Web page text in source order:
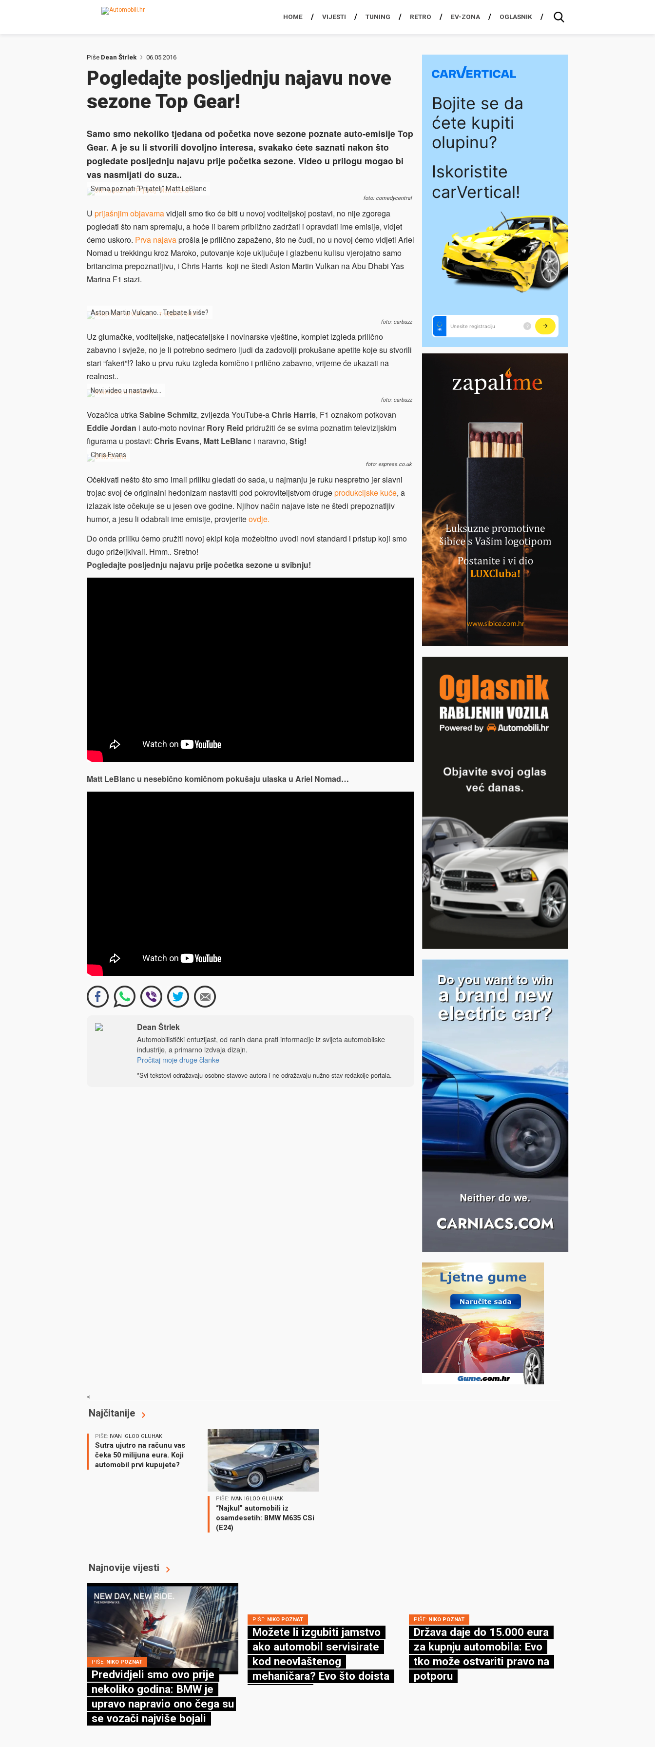
HOME VIJESTI TUNING RETRO EV-ZONA OGLASNIK
Piše Dean Štrlek 06.05.2016
Pogledajte posljednju najavu nove
sezone Top Gear!
Samo smo nekoliko tjedana od početka nove sezone poznate auto-emisije Top
Gear. A je su li stvorili dovoljno interesa, svakako ćete saznati nakon što
pogledate posljednju najavu prije početka sezone. Video u prilogu mogao bi
vas nasmijati do suza..
Svima poznati “Prijatelj” Matt LeBlanc
foto: comedycentral
U prijašnjim objavamavidjeli smo tko će biti u novoj voditeljskoj postavi, no nije zgorega
pogledati što nam spremaju, a hoće li barem približno zadržati i opravdati ime emisije, vidjet
ćemo uskoro. Prva najavaprošla je prilično zapaženo, što ne čudi, no u novoj ćemo vidjeti Ariel
Nomad u trekkingu kroz Maroko, putovanje koje uključuje i glazbenu kulisu vjerojatno samo
britancima prepoznatljivu, i Chris Harris koji ne štedi Aston Martin Vulkan na Abu Dhabi Yas
Marina F1 stazi.
Aston Martin Vulcano… Trebate li više?
foto: carbuzz
Uz glumačke, voditeljske, natjecateljske i novinarske vještine, komplet izgleda prilično
zabavno i svježe, no je li potrebno sedmero ljudi da zadovolji prokušane apetite koje su stvorili
stari “fakeri”!? Iako u prvu ruku izgleda komično i prilično zabavno, vrijeme će ukazati na
realnost..
Novi video u nastavku…
foto: carbuzz
Vozačica utrkaSabine Schmitz, zvijezda YouTube-aChris Harris, F1 oznakom potkovan
Eddie Jordan i auto-moto novinarRory Reid pridružiti će se svima poznatim televizijskim
figurama u postavi: Chris Evans, Matt LeBlanc i naravno, Stig!
Chris Evans
foto: express.co.uk
Očekivati nešto što smo imali priliku gledati do sada, u najmanju je ruku nespretno jer slavni
trojac svoj će originalni hedonizam nastaviti pod pokroviteljstvom drugeprodukcijske kuće, a
izlazak iste očekuje se u jesen ove godine. Njihov način najave iste ne štedi prepoznatljiv
humor, a jesu li odabrali ime emisije, provjeriteovdje.
Do onda priliku ćemo pružiti novoj ekipi koja možebitno uvodi novi standard i pristup koji smo
dugo priželjkivali. Hmm.. Sretno!
Pogledajte posljednju najavu prije početka sezone u svibnju!
Matt LeBlanc u nesebično komičnom pokušaju ulaska u Ariel Nomad…
Dean Štrlek
Automobilistički entuzijast, od ranih dana prati informacije iz svijeta automobilske
industrije, a primarno izdvaja dizajn.
Pročitaj moje druge članke
*Svi tekstovi odražavaju osobne stavove autora i ne odražavaju nužno stav redakcije portala.
<
Najčitanije
PIŠE: IVAN IGLOO GLUHAK
Sutra ujutro na računu vas
čeka 50 milijuna eura. Koji
automobil prvi kupujete?
PIŠE: IVAN IGLOO GLUHAK
“Najkul” automobili iz
osamdesetih: BMW M635 CSi
(E24)
Najnovije vijesti
PIŠE: NIKO POZNAT
Predvidjeli smo ovo prije
nekoliko godina: BMW je
upravo napravio ono čega su
se vozači najviše bojali
PIŠE: NIKO POZNAT
Možete li izgubiti jamstvo
ako automobil servisirate
kod neovlaštenog
mehaničara? Evo što doista
PIŠE: NIKO POZNAT
Država daje do 15.000 eura
za kupnju automobila: Evo
tko može ostvariti pravo na
potporu